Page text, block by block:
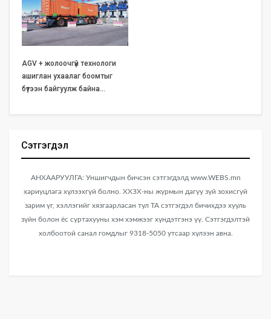
AGV + жолоочгүй технологи
ашиглан ухаалаг боомтыг
бүтээн байгуулж байна…
Сэтгэгдэл
АНХААРУУЛГА: Уншигчдын бичсэн сэтгэгдэлд www.WEBS.mn
хариуцлага хүлээхгүй болно. ХХЗХ-ны журмын дагуу зүй зохисгүй
зарим үг, хэллэгийг хязгаарласан тул ТА сэтгэгдэл бичихдээ хууль
зүйн болон ёс суртахууны хэм хэмжээг хүндэтгэнэ үү. Сэтгэгдэлтэй
холбоотой санал гомдлыг 9318-5050 утсаар хүлээн авна.